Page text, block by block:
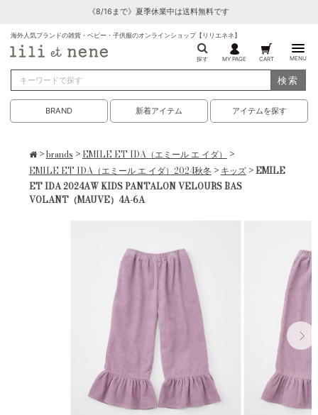
《8/16まで》夏季休業中は送料無料です
海外人気ブランドの雑貨・ベビー・子供服のオンラインショップ【リリエネネ】
探す MY PAGE CART MENU
検索
BRAND 新着アイテム アイテムを探す
>brands > EMILE ET IDA（エミール エ イダ） >
EMILE ET IDA（エミール エ イダ）2024秋冬 > キッズ> EMILE
ET IDA 2024AW KIDS PANTALON VELOURS BAS
VOLANT（MAUVE）4A-6A